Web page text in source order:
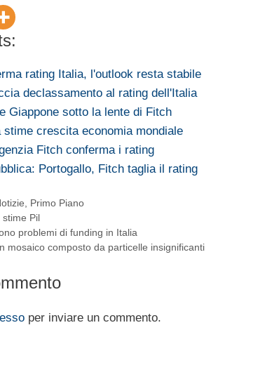
rating Italia, l'outlook resta stabile
declassamento al rating dell'Italia
Giappone sotto la lente di Fitch
stime crescita economia mondiale
Fitch conferma i rating
Portogallo, Fitch taglia il rating
Primo Piano
,stime Pil
problemi di funding in Italia
mosaico composto da particelle insignificanti
per inviare un commento.